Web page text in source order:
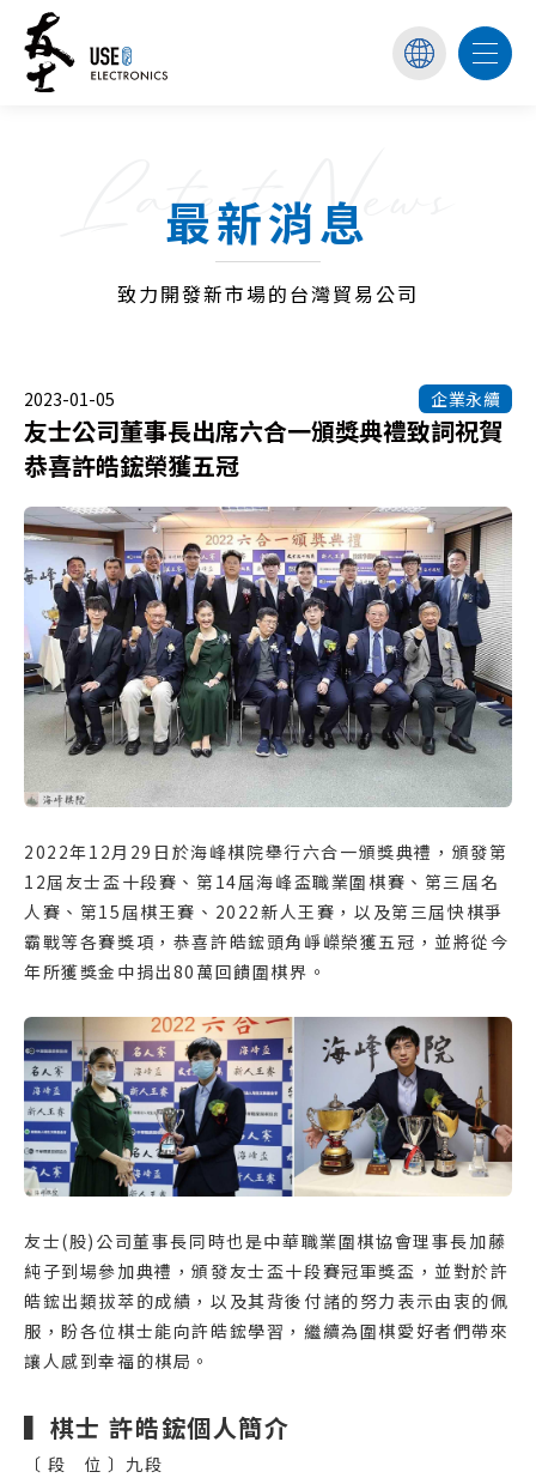
Latest News
最新消息
致力開發新市場的台灣貿易公司
2023-01-05 企業永續
友士公司董事長出席六合一頒獎典禮致詞祝賀
恭喜許皓鋐榮獲五冠
2022年12月29日於海峰棋院舉行六合一頒獎典禮，頒發第
12屆友士盃十段賽、第14屆海峰盃職業圍棋賽、第三屆名
人賽、第15屆棋王賽、2022新人王賽，以及第三屆快棋爭
霸戰等各賽獎項，恭喜許皓鋐頭角崢嶸榮獲五冠，並將從今
年所獲獎金中捐出80萬回饋圍棋界。
友士(股)公司董事長同時也是中華職業圍棋協會理事長加藤
純子到場參加典禮，頒發友士盃十段賽冠軍獎盃，並對於許
皓鋐出類拔萃的成績，以及其背後付諸的努力表示由衷的佩
服，盼各位棋士能向許皓鋐學習，繼續為圍棋愛好者們帶來
讓人感到幸福的棋局。
▍棋士 許皓鋐個人簡介
〔 段 位 〕九段